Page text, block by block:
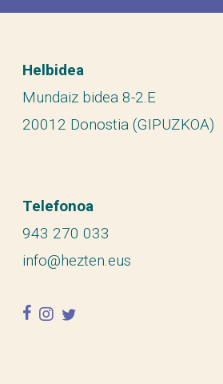
Helbidea
Mundaiz bidea 8-2.E
20012 Donostia (GIPUZKOA)
Telefonoa
943 270 033
info@hezten.eus
facebook
instagram
twitter